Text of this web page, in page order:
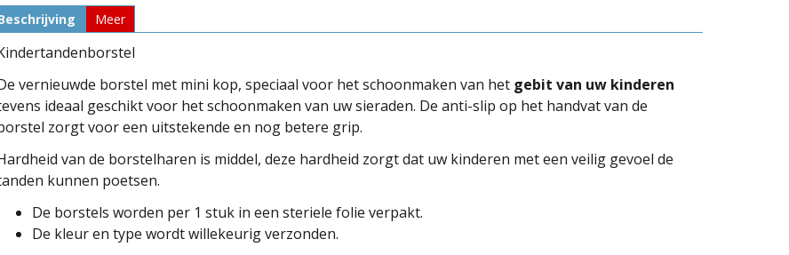
Meer
vernieuwde borstel met mini kop, speciaal voor het schoonmaken van het gebit van uw kinderen
ideaal geschikt voor het schoonmaken van uw sieraden. De anti-slip op het handvat van de
zorgt voor een uitstekende en nog betere grip.
van de borstelharen is middel, deze hardheid zorgt dat uw kinderen met een veilig gevoel de
kunnen poetsen.
De borstels worden per 1 stuk in een steriele folie verpakt.
De kleur en type wordt willekeurig verzonden.